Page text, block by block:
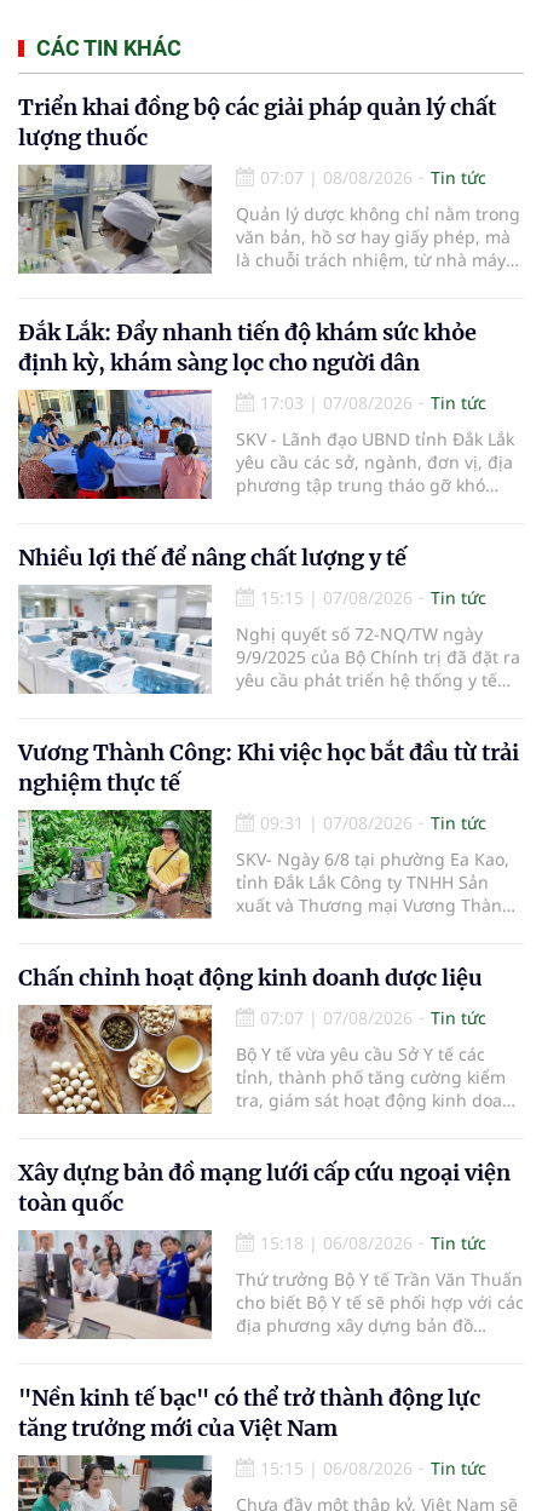
CÁC TIN KHÁC
Triển khai đồng bộ các giải pháp quản lý chất
lượng thuốc
07:07 | 08/08/2026
Tin tức
Quản lý dược không chỉ nằm trong
văn bản, hồ sơ hay giấy phép, mà
là chuỗi trách nhiệm, từ nhà máy
bệnh... Ngành y tế từng bước tiêu
chuẩn hóa, quy chuẩn hóa và hội
nhập quốc tế nhằm giúp cho
người dân tiếp cận thuốc an toàn,
chất lượng, hiệu quả và giá hợp lý.
Đắk Lắk: Đẩy nhanh tiến độ khám sức khỏe
định kỳ, khám sàng lọc cho người dân
17:03 | 07/08/2026
Tin tức
SKV - Lãnh đạo UBND tỉnh Đắk Lắk
yêu cầu các sở, ngành, đơn vị, địa
phương tập trung tháo gỡ khó
sàng lọc cho 100% người dân trên
địa bàn tỉnh trong tháng 10/2026.
Nhiều lợi thế để nâng chất lượng y tế
15:15 | 07/08/2026
Tin tức
Nghị quyết số 72-NQ/TW ngày
9/9/2025 của Bộ Chính trị đã đặt ra
yêu cầu phát triển hệ thống y tế
Vương Thành Công: Khi việc học bắt đầu từ trải
nghiệm thực tế
09:31 | 07/08/2026
Tin tức
SKV- Ngày 6/8 tại phường Ea Kao,
tỉnh Đắk Lắk Công ty TNHH Sản
xuất và Thương mại Vương Thành
tham gia của các chủ doanh
nghiệp, chủ quán cà phê, hợp tác
xã, người làm nông nghiệp và
những người yêu thích cà phê.
Chấn chỉnh hoạt động kinh doanh dược liệu
07:07 | 07/08/2026
Tin tức
Bộ Y tế vừa yêu cầu Sở Y tế các
tỉnh, thành phố tăng cường kiểm
tra, giám sát hoạt động kinh doanh
Xây dựng bản đồ mạng lưới cấp cứu ngoại viện
toàn quốc
15:18 | 06/08/2026
Tin tức
Thứ trưởng Bộ Y tế Trần Văn Thuấn
cho biết Bộ Y tế sẽ phối hợp với các
địa phương xây dựng bản đồ
thiện cơ chế tài chính và đa dạng
hóa phương tiện nhằm nâng cao
năng lực cấp cứu trước viện trên
phạm vi cả nước.
"Nền kinh tế bạc" có thể trở thành động lực
tăng trưởng mới của Việt Nam
15:15 | 06/08/2026
Tin tức
Chưa đầy một thập kỷ, Việt Nam sẽ